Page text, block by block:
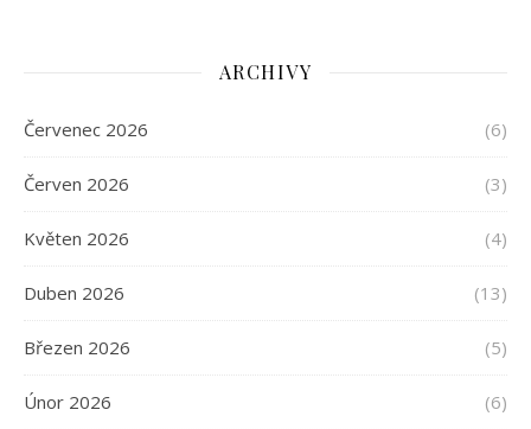
ARCHIVY
Červenec 2026 (6)
Červen 2026 (3)
Květen 2026 (4)
Duben 2026 (13)
Březen 2026 (5)
Únor 2026 (6)